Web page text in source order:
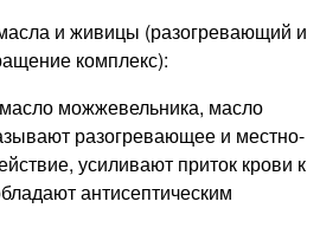
и живицы (разогревающий и
комплекс):
можжевельника, масло
разогревающее и местно-
усиливают приток крови к
антисептическим